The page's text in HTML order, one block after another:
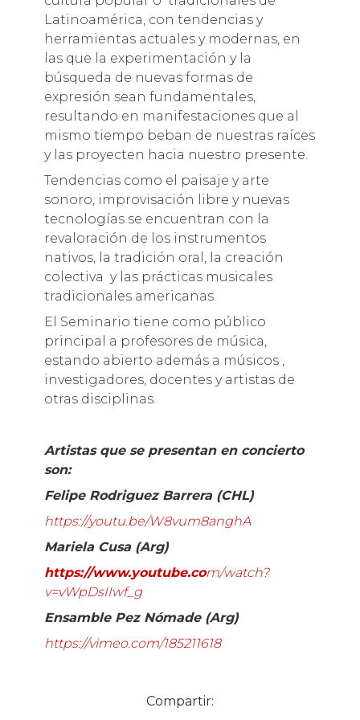
Latinoamérica, con tendencias y
herramientas actuales y modernas, en
las que la experimentación y la
búsqueda de nuevas formas de
expresión sean fundamentales,
resultando en manifestaciones que al
mismo tiempo beban de nuestras raíces
y las proyecten hacia nuestro presente.
Tendencias como el paisaje y arte
sonoro, improvisación libre y nuevas
tecnologías se encuentran con la
revaloración de los instrumentos
nativos, la tradición oral, la creación
colectiva y las prácticas musicales
tradicionales americanas.
El Seminario tiene como público
principal a profesores de música,
estando abierto además a músicos ,
investigadores, docentes y artistas de
otras disciplinas.
Artistas que se presentan en concierto
son:
Felipe Rodriguez Barrera (CHL)
https://youtu.be/W8vum8anghA
Mariela Cusa (Arg)
https://www.youtube.com/watch?
v=vWpDsIIwf_g
Ensamble Pez Nómade (Arg)
https://vimeo.com/185211618
Compartir: